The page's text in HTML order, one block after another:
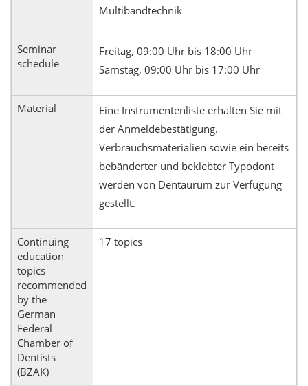
Multibandtechnik
Seminar
schedule
Freitag, 09:00 Uhr bis 18:00 Uhr
Samstag, 09:00 Uhr bis 17:00 Uhr
Material
Eine Instrumentenliste erhalten Sie mit
der Anmeldebestätigung.
Verbrauchsmaterialien sowie ein bereits
bebänderter und beklebter Typodont
werden von Dentaurum zur Verfügung
gestellt.
Continuing
education
topics
recommended
by the
German
Federal
Chamber of
Dentists
(BZÄK)
17 topics